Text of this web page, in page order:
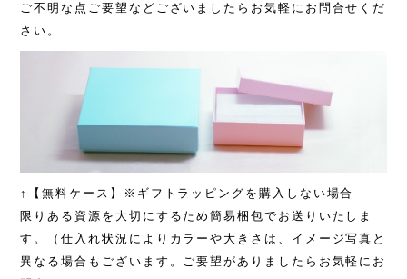
ご不明な点 ご要望など ございましたらお気軽にお問合せくだ
さい。
↑【無料ケース 】※ギフトラッピングを購入しない場合
限りある資源を大切にするため簡易梱包でお送りいたしま
す。（仕入れ状況によりカラーや大きさは、イメージ写真と
異なる場合もございます。 ご要望がありましたらお気軽にお